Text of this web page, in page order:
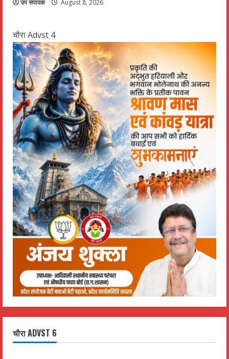
उप संपादक August 8, 2026
चौरा Advst 4
चौरा ADVST 6